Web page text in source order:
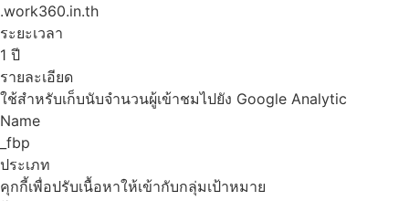
.work360.in.th
ระยะเวลา
1 ปี
รายละเอียด
ใช้สำหรับเก็บนับจำนวนผู้เข้าชมไปยัง Google Analytic
Name
_fbp
ประเภท
คุกกี้เพื่อปรับเนื้อหาให้เข้ากับกลุ่มเป้าหมาย